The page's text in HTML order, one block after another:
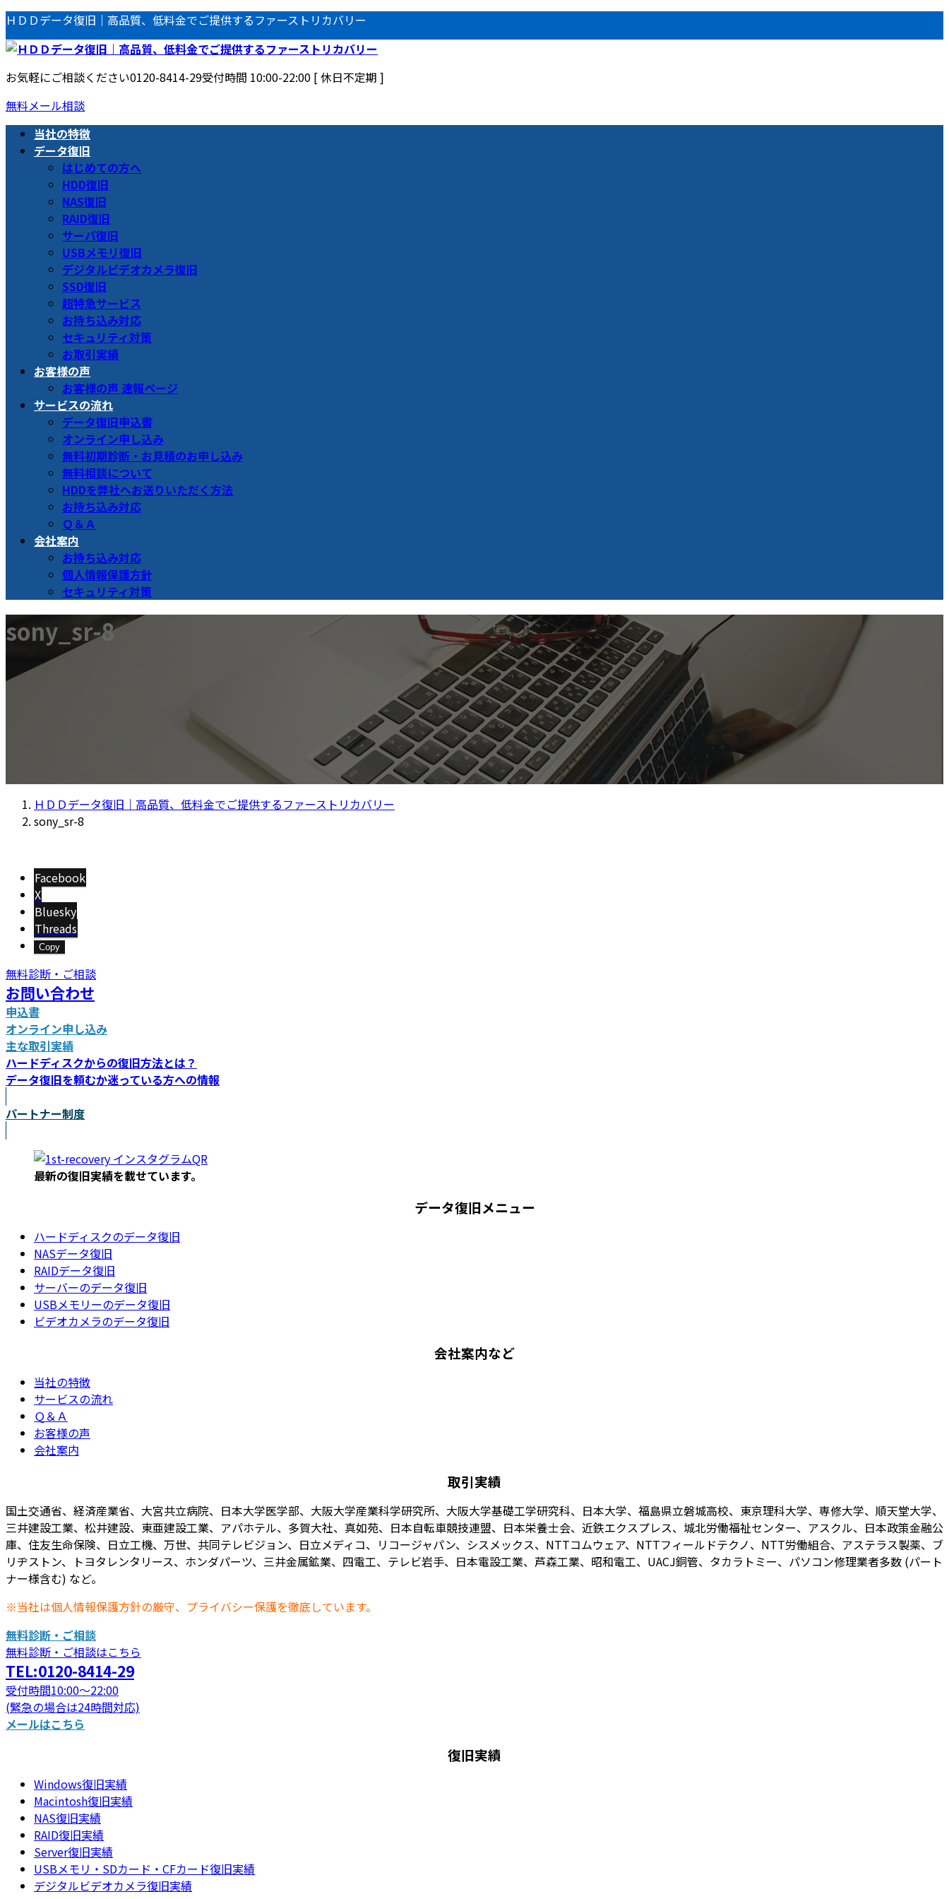
コ
ン
テ
ン
ツ
へ
ス
ナ
ビ
ゲ
ー
シ
ョ
ン
ＨＤＤデータ復旧｜高品質、低料金でご提供するファーストリカバリー
お気軽にご相談ください0120-8414-29受付時間 10:00-22:00 [ 休日不定期 ]
無料メール相談
当社の特徴
データ復旧
はじめての方へ
HDD復旧
NAS復旧
RAID復旧
サーバ復旧
USBメモリ復旧
デジタルビデオカメラ復旧
SSD復旧
超特急サービス
お持ち込み対応
セキュリティ対策
お取引実績
お客様の声
お客様の声 速報ページ
サービスの流れ
データ復旧申込書
オンライン申し込み
無料初期診断・お見積のお申し込み
無料相談について
HDDを弊社へお送りいただく方法
お持ち込み対応
Ｑ＆Ａ
会社案内
お持ち込み対応
個人情報保護方針
セキュリティ対策
sony_sr-8
ＨＤＤデータ復旧｜高品質、低料金でご提供するファーストリカバリー
sony_sr-8
Facebook
X
Bluesky
Threads
Copy
無料診断・ご相談
お問い合わせ
申込書
オンライン申し込み
主な取引実績
ハードディスクからの復旧方法とは？
データ復旧を頼むか迷っている方への情報
パートナー制度
最新の復旧実績を載せています。
データ復旧メニュー
ハードディスクのデータ復旧
NASデータ復旧
RAIDデータ復旧
サーバーのデータ復旧
USBメモリーのデータ復旧
ビデオカメラのデータ復旧
会社案内など
当社の特徴
サービスの流れ
Ｑ＆Ａ
お客様の声
会社案内
取引実績
国土交通省、経済産業省、大宮共立病院、日本大学医学部、大阪大学産業科学研究所、大阪大学基礎工学研究科、日本大学、福島県立磐城高校、東京理科大学、専修大学、順天堂大学、
三井建設工業、松井建設、東亜建設工業、アパホテル、多賀大社、真如苑、日本自転車競技連盟、日本栄養士会、近鉄エクスプレス、城北労働福祉センター、アスクル、日本政策金融公
庫、住友生命保険、日立工機、万世、共同テレビジョン、日立メディコ、リコージャパン、シスメックス、NTTコムウェア、NTTフィールドテクノ、NTT労働組合、アステラス製薬、ブ
リヂストン、トヨタレンタリース、ホンダパーツ、三井金属鉱業、四電工、テレビ岩手、日本電設工業、芦森工業、昭和電工、UACJ銅管、タカラトミー、パソコン修理業者多数 (パート
ナー様含む) など。
※当社は個人情報保護方針の厳守、プライバシー保護を徹底しています。
無料診断・ご相談
無料診断・ご相談はこちら
TEL:0120-8414-29
受付時間10:00～22:00
(緊急の場合は24時間対応)
メールはこちら
復旧実績
Windows復旧実績
Macintosh復旧実績
NAS復旧実績
RAID復旧実績
Server復旧実績
USBメモリ・SDカード・CFカード復旧実績
デジタルビデオカメラ復旧実績